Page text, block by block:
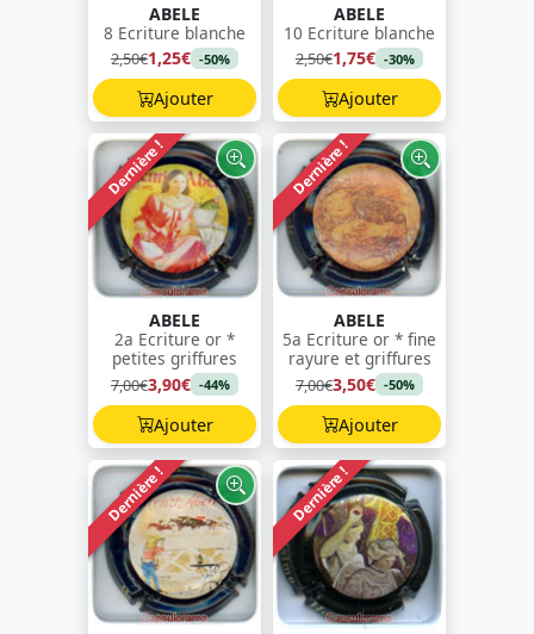
ABELE
8 Ecriture blanche
2,50€1,25€ -50%
Ajouter
ABELE
10 Ecriture blanche
2,50€1,75€ -30%
Ajouter
Dernière !
ABELE
2a Ecriture or *
petites griffures
7,00€3,90€ -44%
Ajouter
Dernière !
ABELE
5a Ecriture or * fine
rayure et griffures
7,00€3,50€ -50%
Ajouter
Dernière ! Dernière !